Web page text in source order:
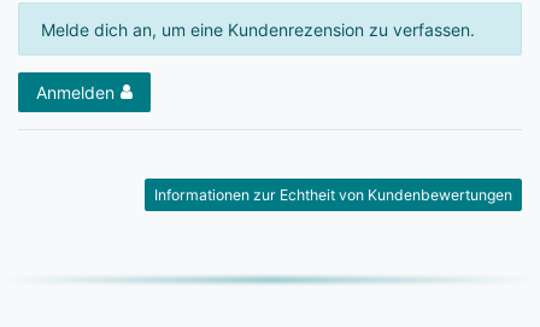
Melde dich an, um eine Kundenrezension zu verfassen.
Anmelden
Informationen zur Echtheit von Kundenbewertungen